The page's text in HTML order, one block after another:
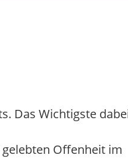
Das Wichtigste
Offenheit im